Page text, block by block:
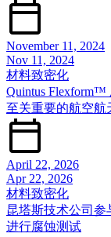
November 11, 2024
Nov 11, 2024
材料致密化
Quintus Flexform™
至关重要的航空航
April 22, 2026
Apr 22, 2026
材料致密化
昆塔斯技术公司参
进行腐蚀测试